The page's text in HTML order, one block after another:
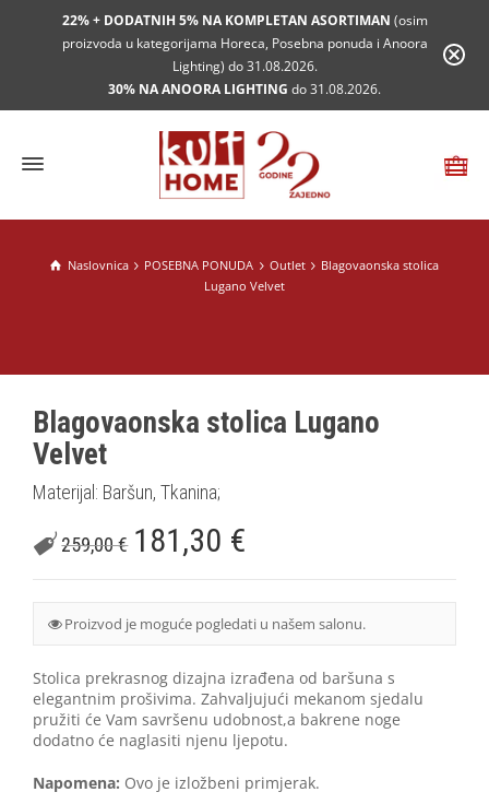
22% + DODATNIH 5% NA KOMPLETAN ASORTIMAN (osim
proizvoda u kategorijama Horeca, Posebna ponuda i Anoora
Lighting) do 31.08.2026.
30% NA ANOORA LIGHTING do 31.08.2026.
Naslovnica POSEBNA PONUDA Outlet
Blagovaonska stolica
Lugano Velvet
Blagovaonska stolica Lugano
Velvet
Materijal: Baršun, Tkanina;
259,00€ 181,30 €
Proizvod je moguće pogledati u našem salonu.
Stolica prekrasnog dizajna izrađena od baršuna s
elegantnim prošivima. Zahvaljujući mekanom sjedalu
pružiti će Vam savršenu udobnost,a bakrene noge
dodatno će naglasiti njenu ljepotu.
Napomena: Ovo je izložbeni primjerak.